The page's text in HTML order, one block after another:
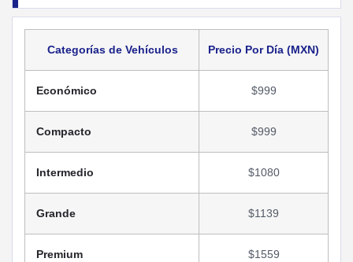
Categorías de Vehículos Precio Por Día (MXN)
Económico $999
Compacto $999
Intermedio $1080
Grande $1139
Premium $1559